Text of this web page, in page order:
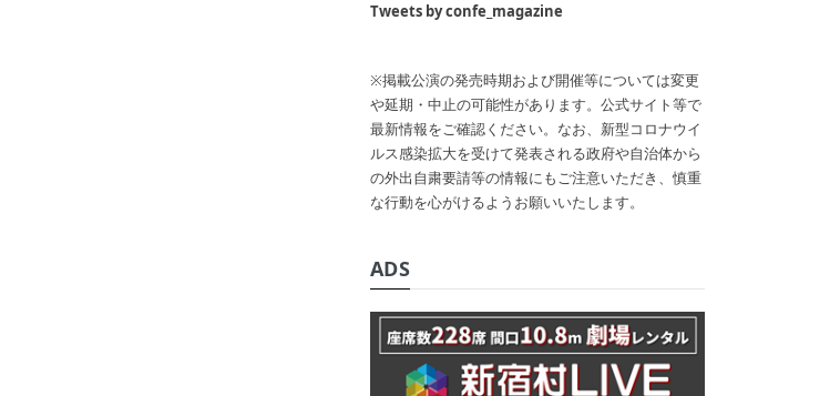
Tweets by confe_magazine
※掲載公演の発売時期および開催等については変更
や延期・中止の可能性があります。公式サイト等で
最新情報をご確認ください。なお、新型コロナウイ
ルス感染拡大を受けて発表される政府や自治体から
の外出自粛要請等の情報にもご注意いただき、慎重
な行動を心がけるようお願いいたします。
ADS